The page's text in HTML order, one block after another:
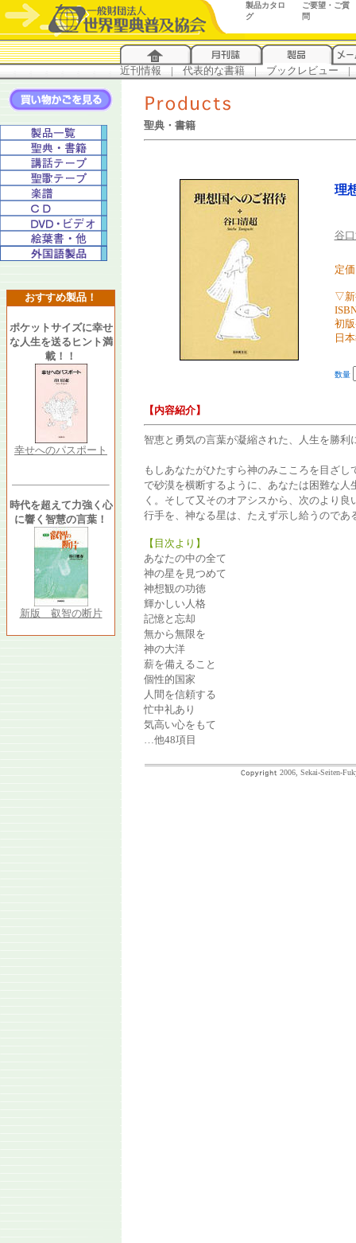
製品カタロ
グ
ご要望・ご質
問
近刊情報 | 代表的な書籍 | ブックレビュー |
おすすめ製品！
ポケットサイズに幸せ
な人生を送るヒント満
載！！
幸せへのパスポート
時代を超えて力強く心
に響く智慧の言葉！
新版 叡智の断片
聖典・書籍
理
谷
定
▽新
初
日
数量
【内容紹介】
智恵と勇気の言葉が凝縮された、人生を勝
もしあなたがひたすら神のみこころを目ざ
で砂漠を横断するように、あなたは困難な
く。そして又そのオアシスから、次のより
行手を、神なる星は、たえず示し給うのであ
【目次より】
あなたの中の全て
神の星を見つめて
神想観の功徳
輝かしい人格
記憶と忘却
無から無限を
神の大洋
薪を備えること
個性的国家
人間を信頼する
忙中礼あり
気高い心をもて
…他48項目
2006, Sekai-Seiten-